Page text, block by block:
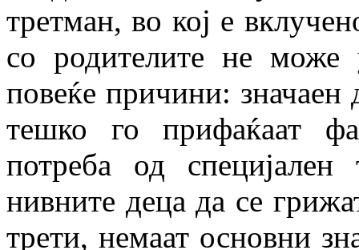
третман, во кој е
со родителите не може
повеќе причини:
тешко го прифаќаат
потреба од специјален
нивните деца да се
трети, немаат основни